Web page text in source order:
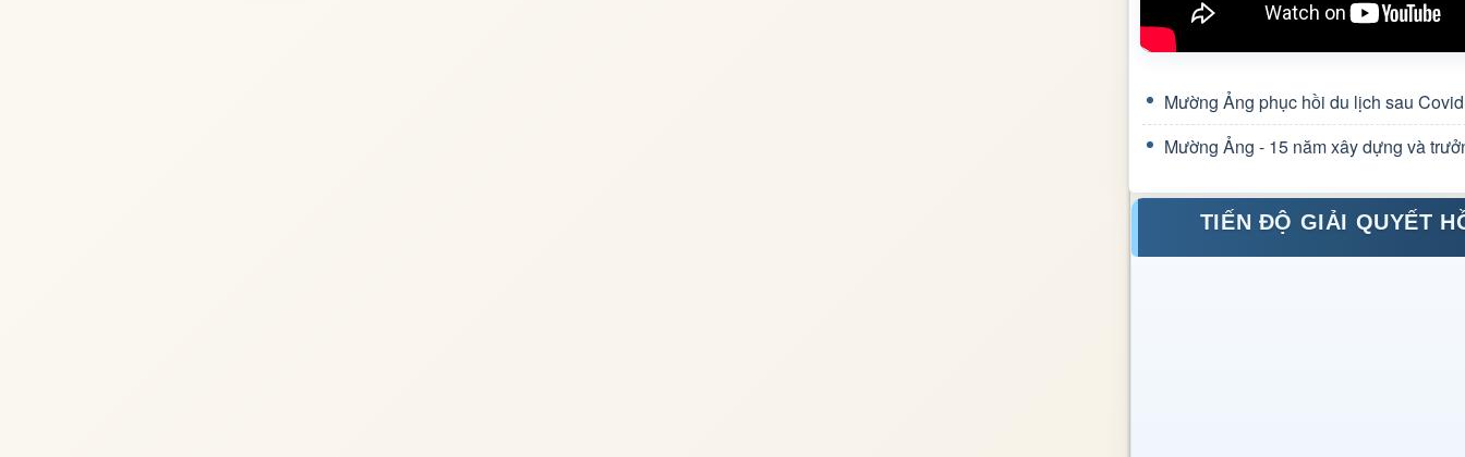
Mường Ảng phục hồi du lịch sau
Mường Ảng - 15 năm xây dựng và
TIẾN ĐỘ GIẢI QUYẾT